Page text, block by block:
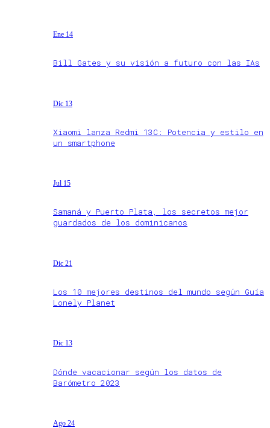
Ene 14
Bill Gates y su visión a futuro con las IAs
Dic 13
Xiaomi lanza Redmi 13C: Potencia y estilo en
un smartphone
Jul 15
Samaná y Puerto Plata, los secretos mejor
guardados de los dominicanos
Dic 21
Los 10 mejores destinos del mundo según Guía
Lonely Planet
Dic 13
Dónde vacacionar según los datos de
Barómetro 2023
Ago 24